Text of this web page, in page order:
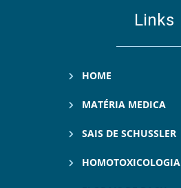
Links
HOME
MATÉRIA MEDICA
SAIS DE SCHUSSLER
HOMOTOXICOLOGIA